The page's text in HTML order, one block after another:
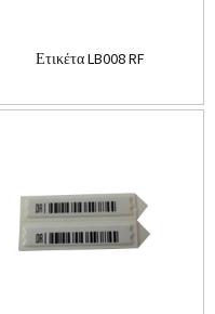
Ετικέτα LB008 RF